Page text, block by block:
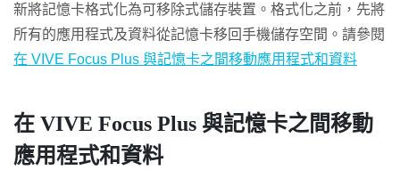
新將記憶卡格式化為可移除式儲存裝置。格式化之前，先將
所有的應用程式及資料從記憶卡移回手機儲存空間。請參閱
在 VIVE Focus Plus 與記憶卡之間移動應用程式和資料
在 VIVE Focus Plus 與記憶卡之間移動
應用程式和資料